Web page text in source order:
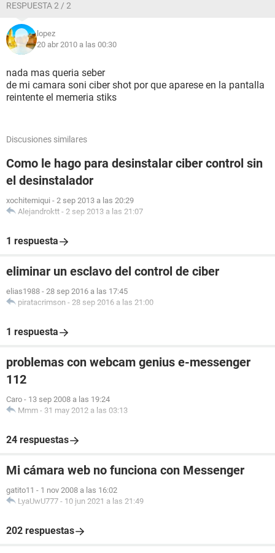
RESPUESTA 2 / 2
lopez
20 abr 2010 a las 00:30
nada mas queria seber
de mi camara soni ciber shot por que aparese en la pantalla
reintente el memeria stiks
Discusiones similares
Como le hago para desinstalar ciber control sin
el desinstalador
xochitemiqui - 2 sep 2013 a las 20:29
Alejandroktt - 2 sep 2013 a las 21:07
1 respuesta
eliminar un esclavo del control de ciber
elias1988 - 28 sep 2016 a las 17:45
piratacrimson - 28 sep 2016 a las 21:00
1 respuesta
problemas con webcam genius e-messenger
112
Caro - 13 sep 2008 a las 19:24
Mmm - 31 may 2012 a las 03:13
24 respuestas
Mi cámara web no funciona con Messenger
gatito11 - 1 nov 2008 a las 16:02
LyaUwU777 - 10 jun 2021 a las 21:49
202 respuestas